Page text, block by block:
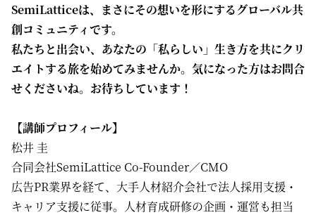
SemiLatticeは、まさにその想いを形にするグローバル共
創コミュニティです。
私たちと出会い、あなたの「私らしい」生き方を共にクリ
エイトする旅を始めてみませんか。気になった方はお問合
せくださいね。お待ちしています！
【講師プロフィール】
松井 圭
合同会社SemiLattice Co-Founder／CMO
広告PR業界を経て、大手人材紹介会社で法人採用支援・
キャリア支援に従事。人材育成研修の企画・運営も担当